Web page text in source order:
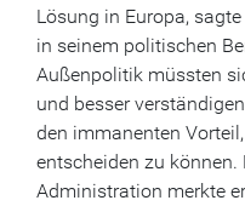
Lösung in Europa,
in seinem politischen
Außenpolitik müssten
und besser
den immanenten
entscheiden zu
Administration merkte